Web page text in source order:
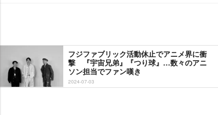
フジファブリック活動休止でアニメ界に衝
撃 『宇宙兄弟』『つり球』…数々のアニ
ソン担当でファン嘆き
2024-07-03